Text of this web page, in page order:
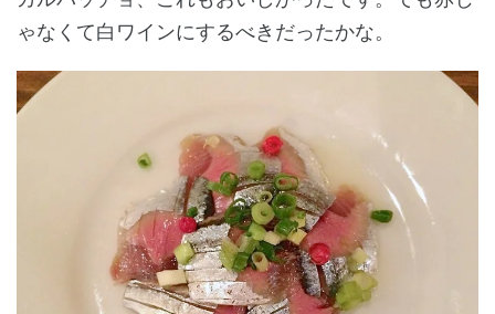
ゃなくて白ワインにするべきだったかな。